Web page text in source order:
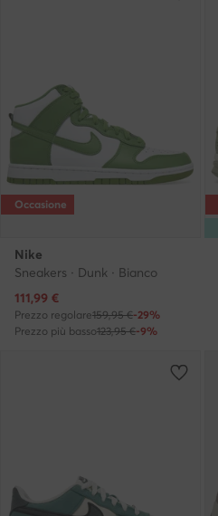
Occasione
Nike
Sneakers · Dunk · Bianco
Prezzo attuale
111,99 €
Prezzo regolare159,95 €-29%
Prezzo più basso123,95 €-9%